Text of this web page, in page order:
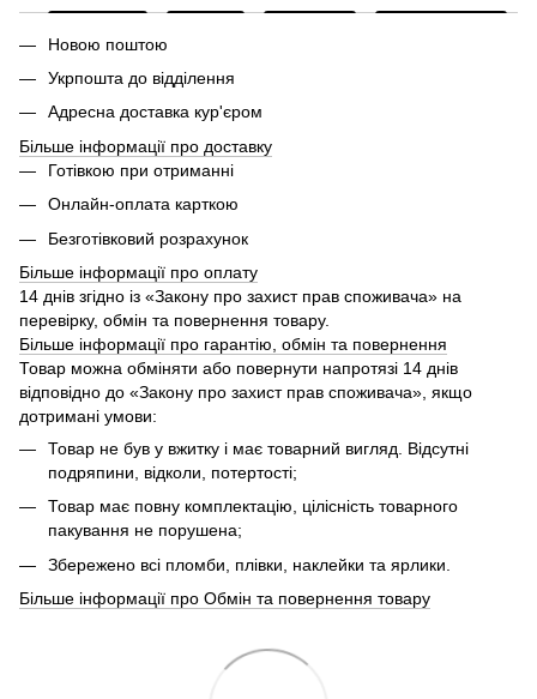
Новою поштою
Укрпошта до відділення
Адресна доставка кур'єром
Більше інформації про доставку
Готівкою при отриманні
Онлайн-оплата карткою
Безготівковий розрахунок
Більше інформації про оплату
14 днів згідно із «Закону про захист прав споживача» на
перевірку, обмін та повернення товару.
Більше інформації про гарантію, обмін та повернення
Товар можна обміняти або повернути напротязі 14 днів
відповідно до «Закону про захист прав споживача», якщо
дотримані умови:
Товар не був у вжитку і має товарний вигляд. Відсутні
подряпини, відколи, потертості;
Товар має повну комплектацію, цілісність товарного
пакування не порушена;
Збережено всі пломби, плівки, наклейки та ярлики.
Більше інформації про Обмін та повернення товару